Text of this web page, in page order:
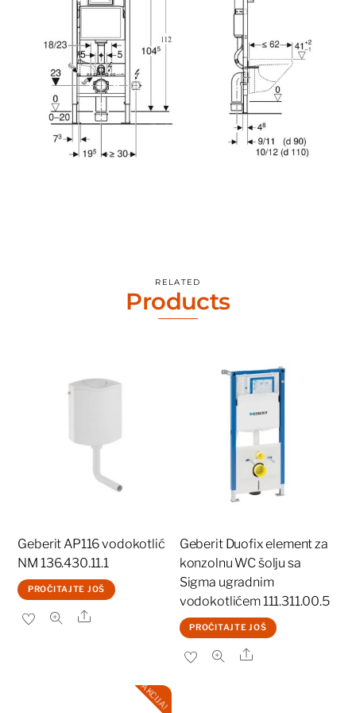
RELATED
Products
Geberit AP116 vodokotlić
NM 136.430.11.1
PROČITAJTE JOŠ
Share
Geberit Duofix element za
konzolnu WC šolju sa
Sigma ugradnim
vodokotlićem 111.311.00.5
PROČITAJTE JOŠ
Share
AKCIJA!